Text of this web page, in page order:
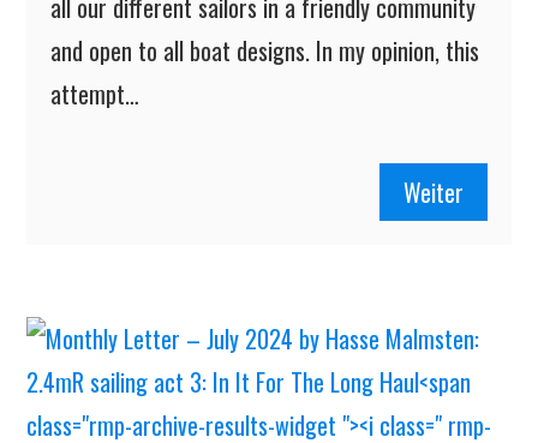
all our different sailors in a friendly community
and open to all boat designs. In my opinion, this
attempt…
Weiter